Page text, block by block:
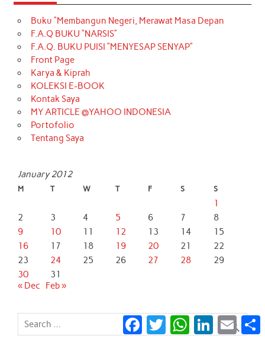
Buku “Membangun Negeri, Merawat Masa Depan
F.A.Q BUKU “NARSIS”
F.A.Q. BUKU PUISI “MENYESAP SENYAP”
Front Page
Karya & Kiprah
KOLEKSI E-BOOK
Kontak Saya
MY ARTICLE @YAHOO INDONESIA
Portofolio
Tentang Saya
January 2012
M T W T F S S
1
2
3 4 5 6 7
8
9
10 11 12 13 14
15
16
17 18 19 20 21
22
23
24 25 26 27 28
29
30
31
« Dec
Feb »
Facebook
Twitter WhatsApp
LinkedInEmail